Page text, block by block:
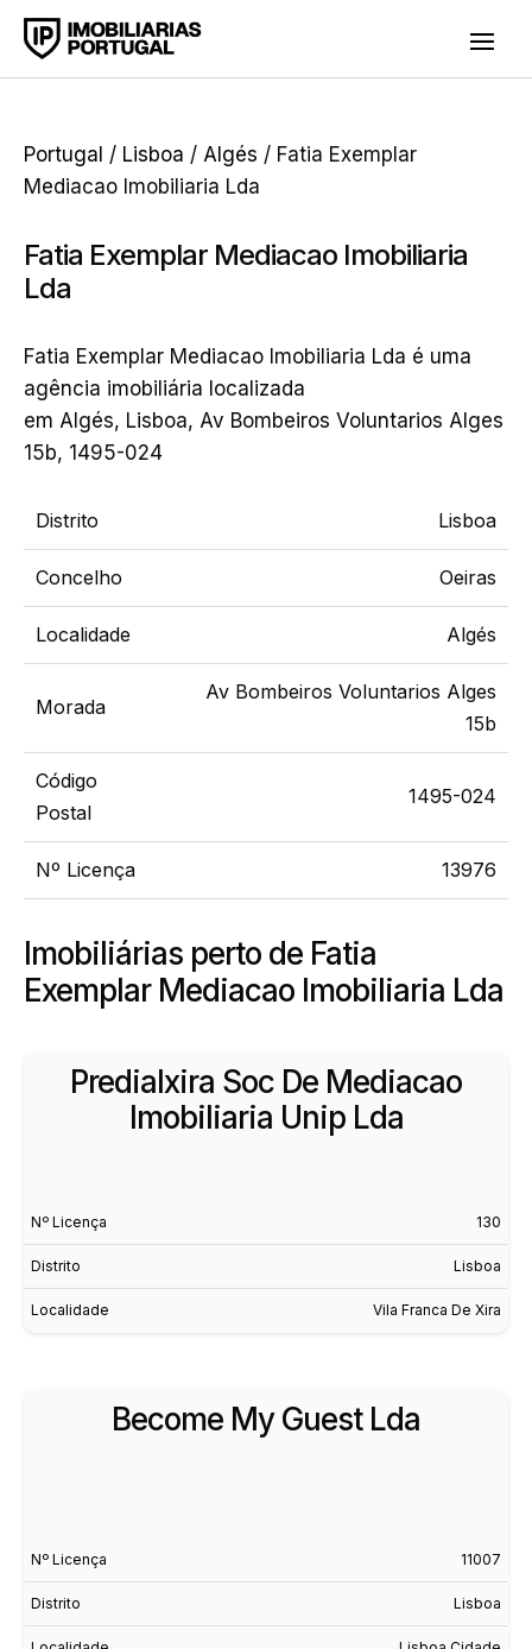
Portugal / Lisboa / Algés / Fatia Exemplar
Mediacao Imobiliaria Lda
Fatia Exemplar Mediacao Imobiliaria
Lda
Fatia Exemplar Mediacao Imobiliaria Lda é uma
agência imobiliária localizada
em Algés, Lisboa, Av Bombeiros Voluntarios Alges
15b, 1495-024
Distrito Lisboa
Concelho Oeiras
Localidade Algés
Morada
Av Bombeiros Voluntarios Alges
15b
Código
Postal
1495-024
Nº Licença 13976
Imobiliárias perto de Fatia
Exemplar Mediacao Imobiliaria Lda
Predialxira Soc De Mediacao
Imobiliaria Unip Lda
Nº Licença 130
Distrito Lisboa
Localidade Vila Franca De Xira
Become My Guest Lda
Nº Licença 11007
Distrito Lisboa